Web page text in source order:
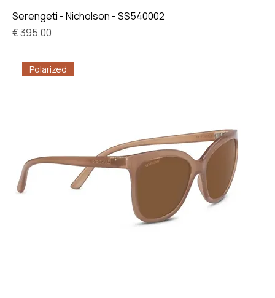
Serengeti - Nicholson - SS540002
Prijs
€ 395,00
Polarized